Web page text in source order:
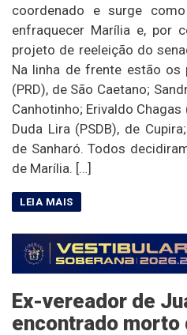
coordenado e surge
enfraquecer Marília e, por
projeto de reeleição do
Na linha de frente estão
(PRD), de São Caetano;
Canhotinho; Erivaldo
Duda Lira (PSDB), de
de Sanharó. Todos
de Marília. […]
Ex-vereador de
encontrado morto